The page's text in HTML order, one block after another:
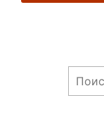
Найти: